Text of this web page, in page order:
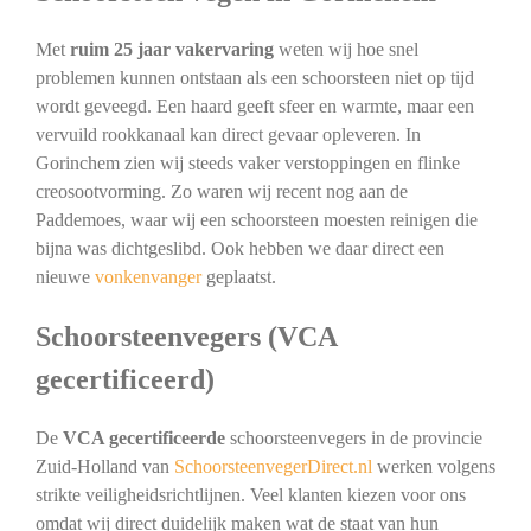
Metruim 25 jaar vakervaringweten wij hoe snel
problemen kunnen ontstaan als een schoorsteen niet op tijd
wordt geveegd. Een haard geeft sfeer en warmte, maar een
vervuild rookkanaal kan direct gevaar opleveren. In
Gorinchem zien wij steeds vaker verstoppingen en flinke
creosootvorming. Zo waren wij recent nog aan de
Paddemoes, waar wij een schoorsteen moesten reinigen die
bijna was dichtgeslibd. Ook hebben we daar direct een
nieuwe vonkenvangergeplaatst.
Schoorsteenvegers (VCA
gecertificeerd)
De VCA gecertificeerdeschoorsteenvegers in de provincie
Zuid-Holland van SchoorsteenvegerDirect.nl werken volgens
strikte veiligheidsrichtlijnen. Veel klanten kiezen voor ons
omdat wij direct duidelijk maken wat de staat van hun